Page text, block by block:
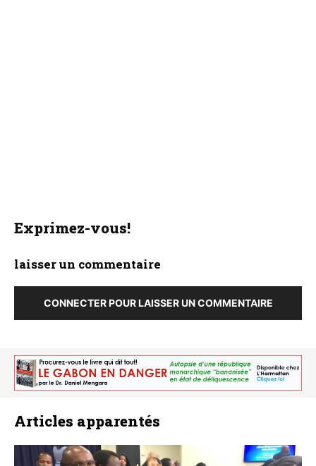
Exprimez-vous!
laisser un commentaire
CONNECTER POUR LAISSER UN COMMENTAIRE
Articles apparentés